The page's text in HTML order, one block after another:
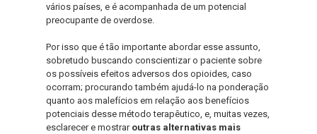
vários países, e é acompanhada de um potencial
preocupante de overdose.
Por isso que é tão importante abordar esse assunto,
sobretudo buscando conscientizar o paciente sobre
os possíveis efeitos adversos dos opioides, caso
ocorram; procurando também ajudá-lo na ponderação
quanto aos malefícios em relação aos benefícios
potenciais desse método terapêutico, e, muitas vezes,
esclarecer e mostrar outras alternativas mais